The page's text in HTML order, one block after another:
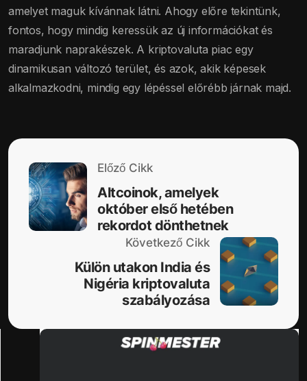
amelyet maguk kívánnak látni. Ahogy előre tekintünk,
fontos, hogy mindig keressük az új információkat és
maradjunk naprakészek. A kriptovaluta piac egy
dinamikusan változó terület, és azok, akik képesek
alkalmazkodni, mindig egy lépéssel előrébb járnak majd.
Előző Cikk
Altcoinok, amelyek
október első hetében
rekordot dönthetnek
Következő Cikk
Külön utakon India és
Nigéria kriptovaluta
szabályozása